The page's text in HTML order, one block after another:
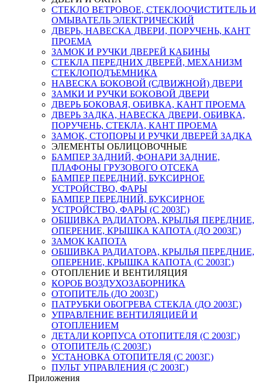
СТЕКЛО ВЕТРОВОЕ, СТЕКЛООЧИСТИТЕЛЬ И
ОМЫВАТЕЛЬ ЭЛЕКТРИЧЕСКИЙ
ДВЕРЬ, НАВЕСКА ДВЕРИ, ПОРУЧЕНЬ, КАНТ
ПРОЕМА
ЗАМОК И РУЧКИ ДВЕРЕЙ КАБИНЫ
СТЕКЛА ПЕРЕДНИХ ДВЕРЕЙ, МЕХАНИЗМ
СТЕКЛОПОДЪЕМНИКА
НАВЕСКА БОКОВОЙ (СДВИЖНОЙ) ДВЕРИ
ЗАМКИ И РУЧКИ БОКОВОЙ ДВЕРИ
ДВЕРЬ БОКОВАЯ, ОБИВКА, КАНТ ПРОЕМА
ДВЕРЬ ЗАДКА, НАВЕСКА ДВЕРИ, ОБИВКА,
ПОРУЧЕНЬ, СТЕКЛА, КАНТ ПРОЕМА
ЗАМОК, СТОПОРЫ И РУЧКИ ДВЕРЕЙ ЗАДКА
ЭЛЕМЕНТЫ ОБЛИЦОВОЧНЫЕ
БАМПЕР ЗАДНИЙ, ФОНАРИ ЗАДНИЕ,
ПЛАФОНЫ ГРУЗОВОГО ОТСЕКА
БАМПЕР ПЕРЕДНИЙ, БУКСИРНОЕ
УСТРОЙСТВО, ФАРЫ
БАМПЕР ПЕРЕДНИЙ, БУКСИРНОЕ
УСТРОЙСТВО, ФАРЫ (С 2003Г.)
ОБШИВКА РАДИАТОРА, КРЫЛЬЯ ПЕРЕДНИЕ,
ОПЕРЕНИЕ, КРЫШКА КАПОТА (ДО 2003Г.)
ЗАМОК КАПОТА
ОБШИВКА РАДИАТОРА, КРЫЛЬЯ ПЕРЕДНИЕ,
ОПЕРЕНИЕ, КРЫШКА КАПОТА (С 2003Г.)
ОТОПЛЕНИЕ И ВЕНТИЛЯЦИЯ
КОРОБ ВОЗДУХОЗАБОРНИКА
ОТОПИТЕЛЬ (ДО 2003Г.)
ПАТРУБКИ ОБОГРЕВА СТЕКЛА (ДО 2003Г.)
УПРАВЛЕНИЕ ВЕНТИЛЯЦИЕЙ И
ОТОПЛЕНИЕМ
ДЕТАЛИ КОРПУСА ОТОПИТЕЛЯ (С 2003Г.)
ОТОПИТЕЛЬ (С 2003Г.)
УСТАНОВКА ОТОПИТЕЛЯ (С 2003Г.)
ПУЛЬТ УПРАВЛЕНИЯ (С 2003Г.)
Приложения